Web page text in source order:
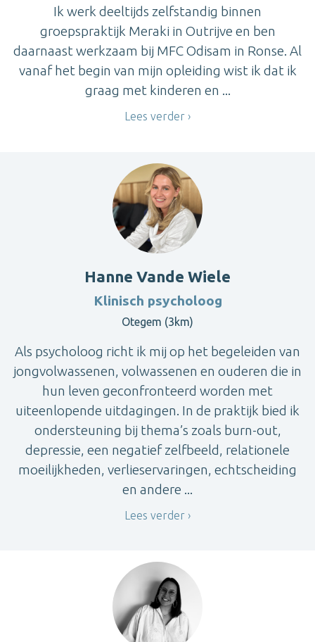
Ik werk deeltijds zelfstandig binnen
groepspraktijk Meraki in Outrijve en ben
daarnaast werkzaam bij MFC Odisam in Ronse. Al
vanaf het begin van mijn opleiding wist ik dat ik
graag met kinderen en ...
Lees verder
Hanne Vande Wiele
Klinisch psycholoog
Otegem (3km)
Als psycholoog richt ik mij op het begeleiden van
jongvolwassenen, volwassenen en ouderen die in
hun leven geconfronteerd worden met
uiteenlopende uitdagingen. In de praktijk bied ik
ondersteuning bij thema’s zoals burn-out,
depressie, een negatief zelfbeeld, relationele
moeilijkheden, verlieservaringen, echtscheiding
en andere ...
Lees verder